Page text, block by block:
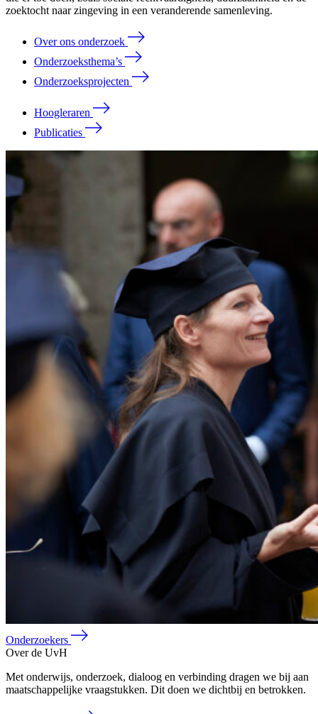
zoektocht naar zingeving in een veranderende samenleving.
Over ons onderzoek
Onderzoeksthema’s
Onderzoeksprojecten
Hoogleraren
Publicaties
Onderzoekers
Over de UvH
Met onderwijs, onderzoek, dialoog en verbinding dragen we bij aan
maatschappelijke vraagstukken. Dit doen we dichtbij en betrokken.